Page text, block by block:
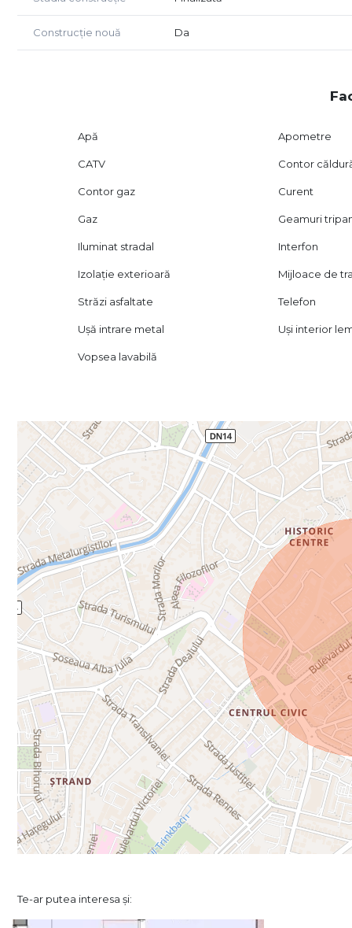
Construcție nouă Da
Apă Apometre
CATV Contor
Contor gaz Curent
Gaz Geamuri
Iluminat stradal Interfon
Izolație exterioară Mijloace de
Străzi asfaltate Telefon
Ușă intrare metal Uși interior
Vopsea lavabilă
Te-ar putea interesa și: